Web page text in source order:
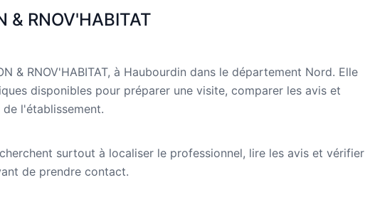
& RNOV'HABITAT
& RNOV'HABITAT, à Haubourdin dans le département Nord. Elle
disponibles pour préparer une visite, comparer les avis et
l'établissement.
surtout à localiser le professionnel, lire les avis et vérifier
de prendre contact.